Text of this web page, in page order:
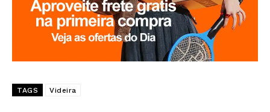
TAGS Videira